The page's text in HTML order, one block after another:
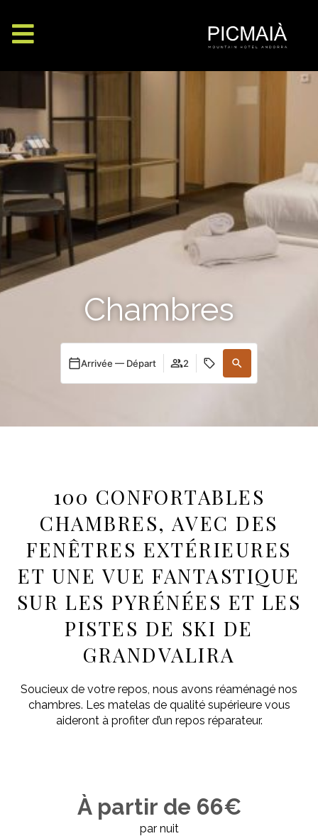
Chambres
Arrivée — Départ 2
100 CONFORTABLES
CHAMBRES, AVEC DES
FENÊTRES EXTÉRIEURES
ET UNE VUE FANTASTIQUE
SUR LES PYRÉNÉES ET LES
PISTES DE SKI DE
GRANDVALIRA
Soucieux de votre repos, nous avons réaménagé nos
chambres. Les matelas de qualité supérieure vous
aideront à profiter d’un repos réparateur.
À partir de 66€
par nuit